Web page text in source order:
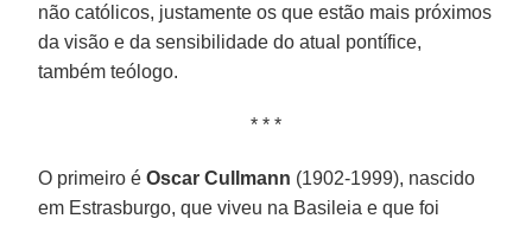
não católicos, justamente os que estão mais próximos
da visão e da sensibilidade do atual pontífice,
também teólogo.
* * *
O primeiro éOscar Cullmann (1902-1999), nascido
em Estrasburgo, que viveu na Basileia e que foi